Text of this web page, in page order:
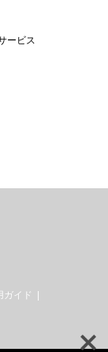
ービス
ガイド